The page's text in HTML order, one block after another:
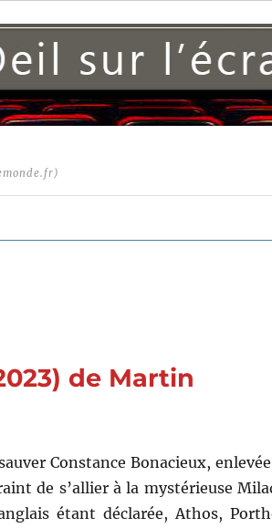
de Martin
Constance Bonacieux,
de s’allier à la mystérieuse
étant déclarée, Athos,